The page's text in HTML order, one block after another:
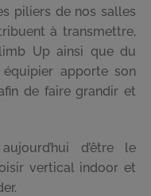
piliers de nos salles
à transmettre,
Up ainsi que du
apporte son
de faire grandir et
d’être le
vertical indoor et